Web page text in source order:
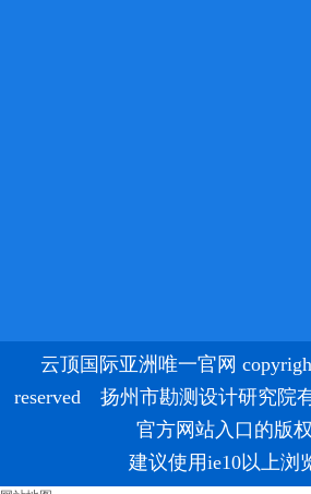
云顶国际亚洲唯一官网
reserved 扬州市勘测设计研究院
官方网站入口的版
建议使用ie10以上浏